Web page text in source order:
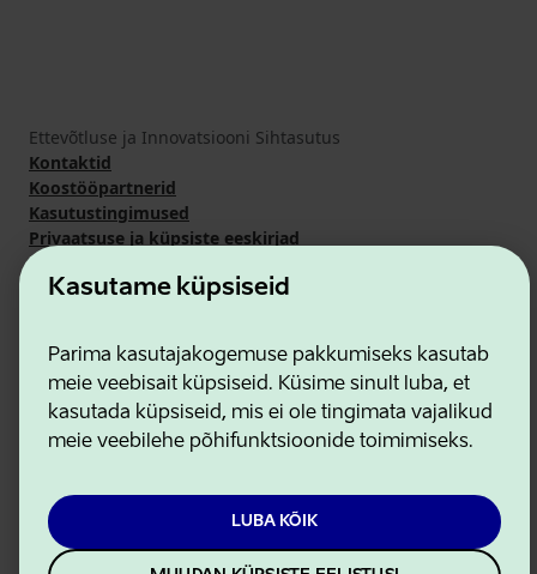
Kasutame küpsiseid
Parima kasutajakogemuse pakkumiseks kasutab
meie veebisait küpsiseid. Küsime sinult luba, et
kasutada küpsiseid, mis ei ole tingimata vajalikud
meie veebilehe põhifunktsioonide toimimiseks.
LUBA KÕIK
Ettevõtluse ja Innovatsiooni Sihtasutus
Kontaktid
Koostööpartnerid
Kasutustingimused
Privaatsuse ja küpsiste eeskirjad